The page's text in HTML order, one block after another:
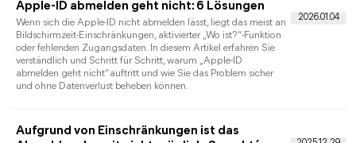
Passwörter, WLAN & Passkeys finden
Möchten Sie auf Ihrem iPad gespeicherte Passwörter
In dieser Anleitung erfahren Sie Schritt für Schritt, wie Sie
WLAN-Passwörter, Safari-Passwörter und Passkeys auf dem
iPad finden, bearbeiten und sicher verwalten.
iPhone gespeicherte Passwörter anzeigen –